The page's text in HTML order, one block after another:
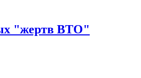
"жертв ВТО"